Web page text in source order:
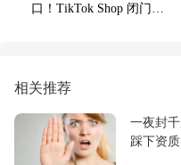
口！TikTok Shop 闭门会
相关推荐
一夜封
踩下资